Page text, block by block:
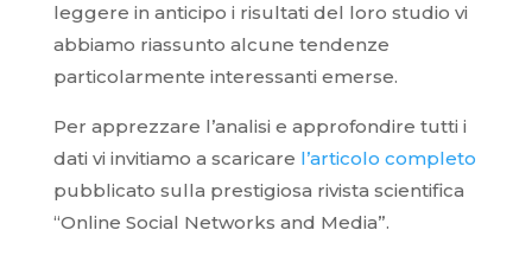
leggere in anticipo i risultati del loro studio vi
abbiamo riassunto alcune tendenze
particolarmente interessanti emerse.
Per apprezzare l’analisi e approfondire tutti i
dati vi invitiamo a scaricare l’articolo completo
pubblicato sulla prestigiosa rivista scientifica
“Online Social Networks and Media”.